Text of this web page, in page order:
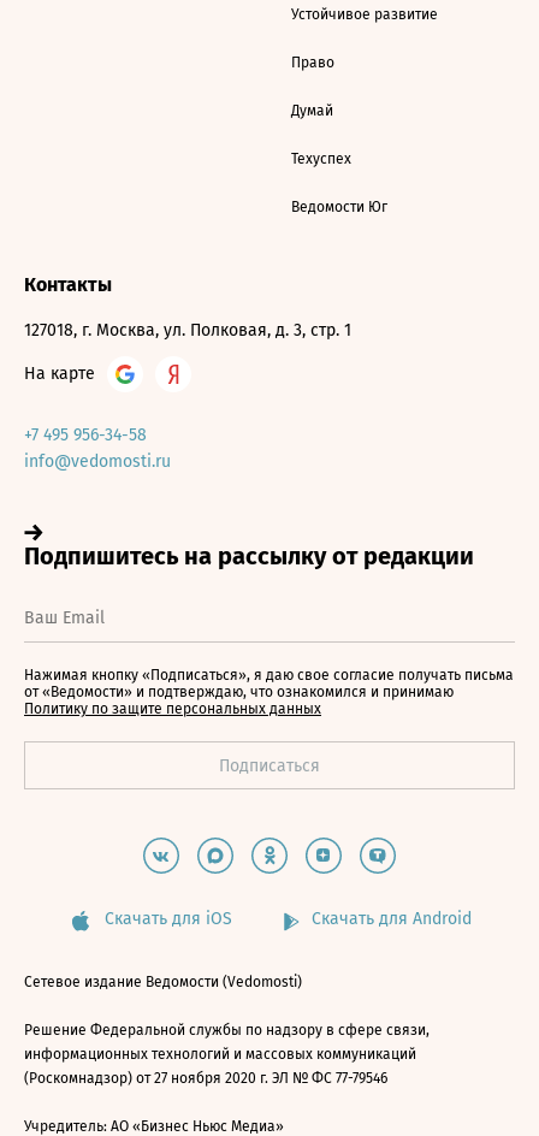
Устойчивое развитие
Право
Думай
Техуспех
Ведомости Юг
Контакты
127018, г. Москва, ул. Полковая, д. 3, стр. 1
На карте
+7 495 956-34-58
info@vedomosti.ru
Нажимая кнопку «Подписаться», я даю свое согласие получать письма
от «Ведомости» и подтверждаю, что ознакомился и принимаю
Политику по защите персональных данных
Скачать для iOS Скачать для Android
Сетевое издание Ведомости (Vedomosti)
Решение Федеральной службы по надзору в сфере связи,
информационных технологий и массовых коммуникаций
(Роскомнадзор) от 27 ноября 2020 г. ЭЛ № ФС 77-79546
Учредитель: АО «Бизнес Ньюс Медиа»